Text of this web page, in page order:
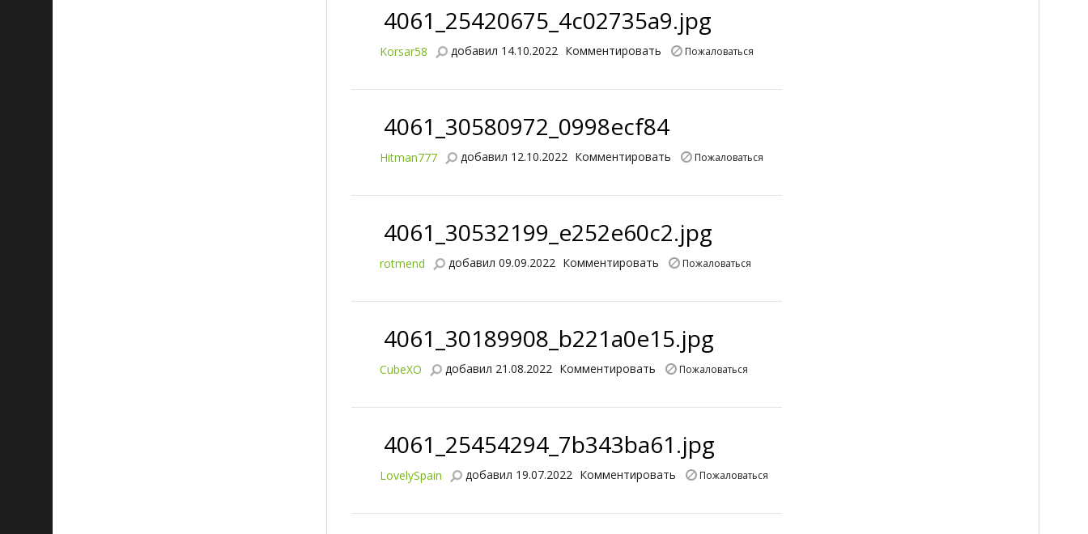
4061_25420675_4c02735a9.jpg
Korsar58 добавил 14.10.2022 Комментировать Пожаловаться
4061_30580972_0998ecf84
Hitman777 добавил 12.10.2022 Комментировать Пожаловаться
4061_30532199_e252e60c2.jpg
rotmend добавил 09.09.2022 Комментировать Пожаловаться
4061_30189908_b221a0e15.jpg
CubeXO добавил 21.08.2022 Комментировать Пожаловаться
4061_25454294_7b343ba61.jpg
LovelySpain добавил 19.07.2022 Комментировать Пожаловаться